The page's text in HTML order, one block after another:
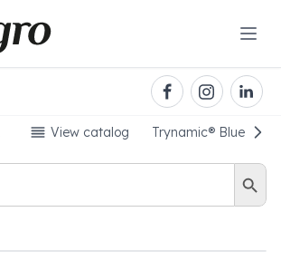
View catalog Trynamic® Blue
Search Button